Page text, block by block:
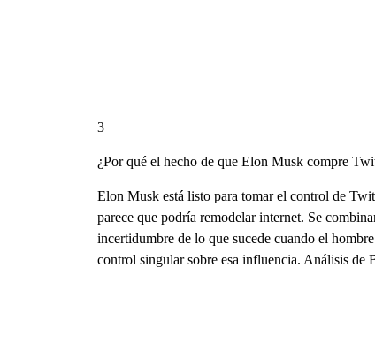
3
¿Por qué el hecho de que Elon Musk compre
Elon Musk está listo para tomar el control de
parece que podría remodelar internet. Se
incertidumbre de lo que sucede cuando el
control singular sobre esa influencia. Análisis de